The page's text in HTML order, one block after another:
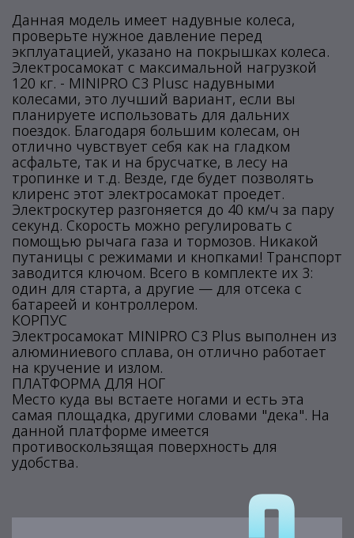
Данная модель имеет надувные колеса,
проверьте нужное давление перед
экплуатацией, указано на покрышках колеса.
Электросамокат с максимальной нагрузкой
120 кг. - MINIPRO C3 Plusс надувными
колесами, это лучший вариант, если вы
планируете использовать для дальних
поездок. Благодаря большим колесам, он
отлично чувствует себя как на гладком
асфальте, так и на брусчатке, в лесу на
тропинке и т.д. Везде, где будет позволять
клиренс этот электросамокат проедет.
Электроскутер разгоняется до 40 км/ч за пару
секунд. Скорость можно регулировать с
помощью рычага газа и тормозов. Никакой
путаницы с режимами и кнопками! Транспорт
заводится ключом. Всего в комплекте их 3:
один для старта, а другие — для отсека с
батареей и контроллером.
КОРПУС
Электросамокат MINIPRO C3 Plus выполнен из
алюминиевого сплава, он отлично работает
на кручение и излом.
ПЛАТФОРМА ДЛЯ НОГ
Место куда вы встаете ногами и есть эта
самая площадка, другими словами "дека". На
данной платформе имеется
противоскользящая поверхность для
удобства.